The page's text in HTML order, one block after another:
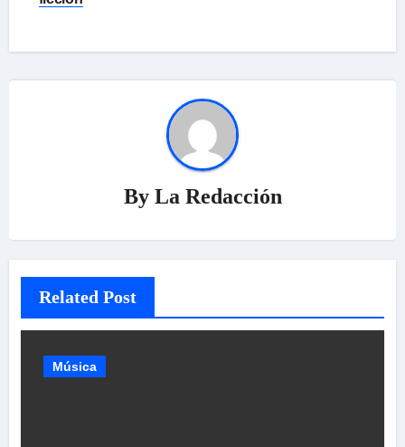
By La Redacción
Related Post
Música